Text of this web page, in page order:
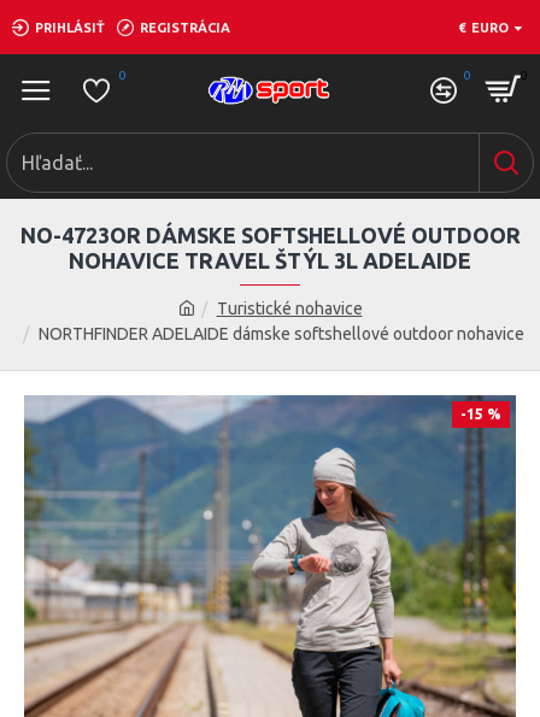
PRIHLÁSIŤ REGISTRÁCIA € EURO
0 0 0
Turistické nohavice
NORTHFINDER ADELAIDE dámske softshellové outdoor nohavice
NO-4723OR DÁMSKE SOFTSHELLOVÉ OUTDOOR
NOHAVICE TRAVEL ŠTÝL 3L ADELAIDE
-15 %